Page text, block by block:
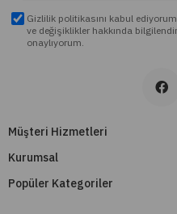
Gizlilik politikasını kabul
ve değişiklikler hakkında
onaylıyorum.
Müşteri Hizmetleri
Kurumsal
Popüler Kategoriler